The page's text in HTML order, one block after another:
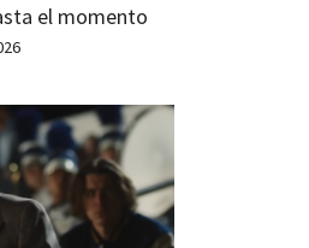
el momento